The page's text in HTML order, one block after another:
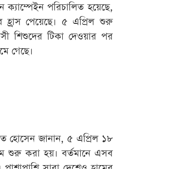
ক্যাম্পেইন পরিচালিত হয়েছে,
হ্রাস পেয়েছে। ৫ এপ্রিল শুরু
শিশুদের টিকা দেওয়ার পর
গেছে।
হোসেন জানান, ৫ এপ্রিল ১৮
শুরু করা হয়। বর্তমানে এসব